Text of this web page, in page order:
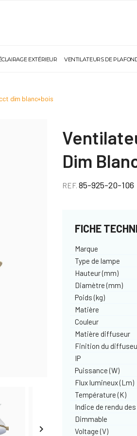
EXTÉRIEUR VENTILATEURS DE
dim blanc+bois

Dim
REF.85-925-20-106
FICHE
Marque
Type de lampe
Hauteur (mm)
Diamètre (mm)
Poids (kg)
Matière
Couleur
Matière diffuseur
Finition du
IP
Puissance (W)
Flux lumineux (Lm)
Température (K)
Indice de rendu
Dimmable
Voltage (V)